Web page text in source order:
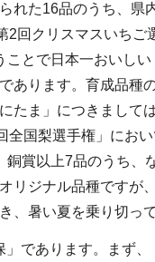
れた16品のうち、
2回クリスマスいち
ことで日本一おいし
あります。育成品
たま」につきまして
全国梨選手権」にお
賞以上7品のうち
リジナル品種です
、暑い夏を乗り切っ
であります。まず